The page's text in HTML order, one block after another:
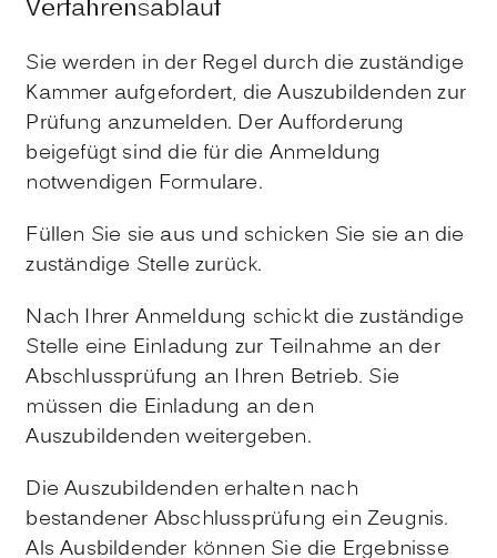
Verfahrensablauf
Sie werden in der Regel durch die zuständige
Kammer aufgefordert, die Auszubildenden zur
Prüfung anzumelden. Der Aufforderung
beigefügt sind die für die Anmeldung
notwendigen Formulare.
Füllen Sie sie aus und schicken Sie sie an die
zuständige Stelle zurück.
Nach Ihrer Anmeldung schickt die zuständige
Stelle eine Einladung zur Teilnahme an der
Abschlussprüfung an Ihren Betrieb. Sie
müssen die Einladung an den
Auszubildenden weitergeben.
Die Auszubildenden erhalten nach
bestandener Abschlussprüfung ein Zeugnis.
Als Ausbildender können Sie die Ergebnisse